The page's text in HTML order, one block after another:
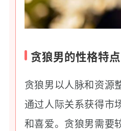
贪狼男的性格特点
贪狼男以人脉和资源
通过人际关系获得市
和喜爱。贪狼男需要